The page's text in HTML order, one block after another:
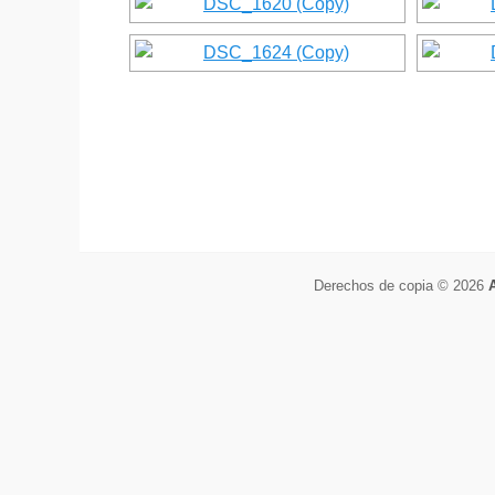
Derechos de copia © 2026